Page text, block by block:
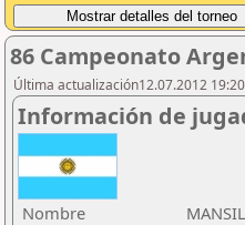
86 Campeonato
Última actualización12.07.2012
Información de
Nombre